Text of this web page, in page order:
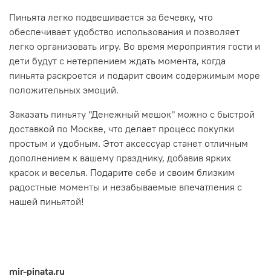
Пиньята легко подвешивается за бечевку, что
обеспечивает удобство использования и позволяет
легко организовать игру. Во время мероприятия гости и
дети будут с нетерпением ждать момента, когда
пиньята раскроется и подарит своим содержимым море
положительных эмоций.
Заказать пиньяту "Денежный мешок" можно с быстрой
доставкой по Москве, что делает процесс покупки
простым и удобным. Этот аксессуар станет отличным
дополнением к вашему празднику, добавив ярких
красок и веселья. Подарите себе и своим близким
радостные моменты и незабываемые впечатления с
нашей пиньятой!
mir-pinata.ru